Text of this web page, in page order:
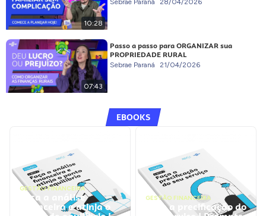
10:28
07:43
Passo a passo para ORGANIZAR sua
PROPRIEDADE RURAL
Sebrae Paraná 21/04/2026
EBOOKS
GESTÃO FINANCEIRA
Faça a análise
financeira e atinja o
GESTÃO FINANCEIRA
Faça a precificação do